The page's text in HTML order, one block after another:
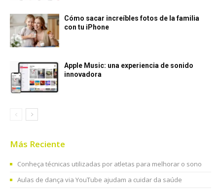
Cómo sacar increíbles fotos de la familia
con tu iPhone
Apple Music: una experiencia de sonido
innovadora
Más Reciente
Conheça técnicas utilizadas por atletas para melhorar o sono
Aulas de dança via YouTube ajudam a cuidar da saúde